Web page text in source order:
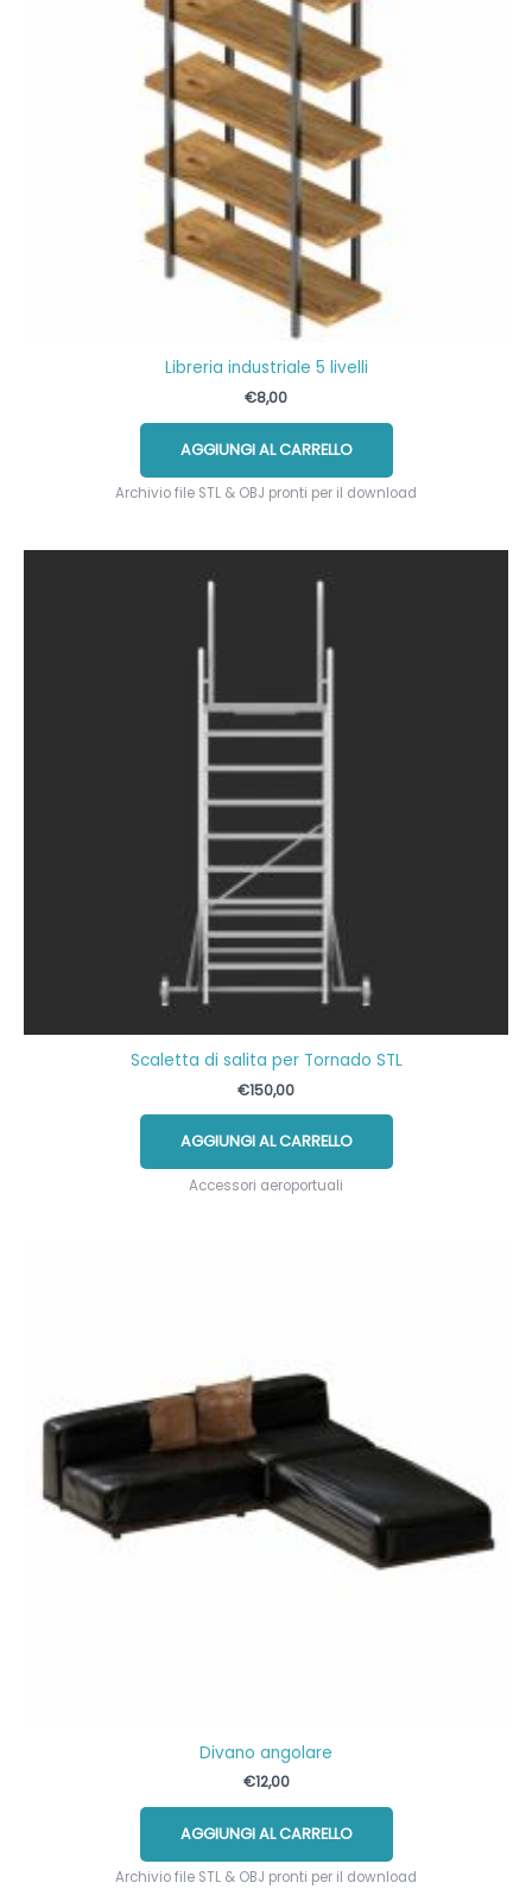
Libreria industriale 5 livelli
€8,00
AGGIUNGI AL CARRELLO
Archivio file STL & OBJ pronti per il download
Scaletta di salita per Tornado STL
€150,00
AGGIUNGI AL CARRELLO
Accessori aeroportuali
Divano angolare
€12,00
AGGIUNGI AL CARRELLO
Archivio file STL & OBJ pronti per il download